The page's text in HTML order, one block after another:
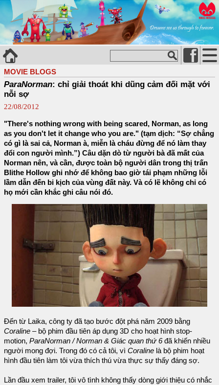
MOVIE BLOGS
ParaNorman: chỉ giải thoát khi dũng cảm đối mặt với
nỗi sợ
22/08/2012
"There's nothing wrong with being scared, Norman, as long
as you don't let it change who you are." (tạm dịch: “Sợ chẳng
có gì là sai cả, Norman à, miễn là cháu đừng để nó làm thay
đổi con người mình.”) Câu dặn dò từ người bà đã mất của
Norman nên, và cần, được toàn bộ người dân trong thị trấn
Blithe Hollow ghi nhớ để không bao giờ tái phạm những lỗi
lầm dẫn đến bi kịch của vùng đất này. Và có lẽ không chỉ có
họ mới cần khắc ghi câu nói đó.
Đến từ Laika, công ty đã tạo bước đột phá năm 2009 bằng
Coraline – bộ phim đầu tiên áp dụng 3D cho hoạt hình stop-
motion, ParaNorman / Norman & Giác quan thứ 6đã khiến nhiều
người mong đợi. Trong đó có cả tôi, vì Coraline là bộ phim hoạt
hình đầu tiên làm tôi vừa thích thú vừa thực sự thấy đáng sợ.
Lần đầu xem trailer, tôi vô tình không thấy dòng giới thiệu có nhắc